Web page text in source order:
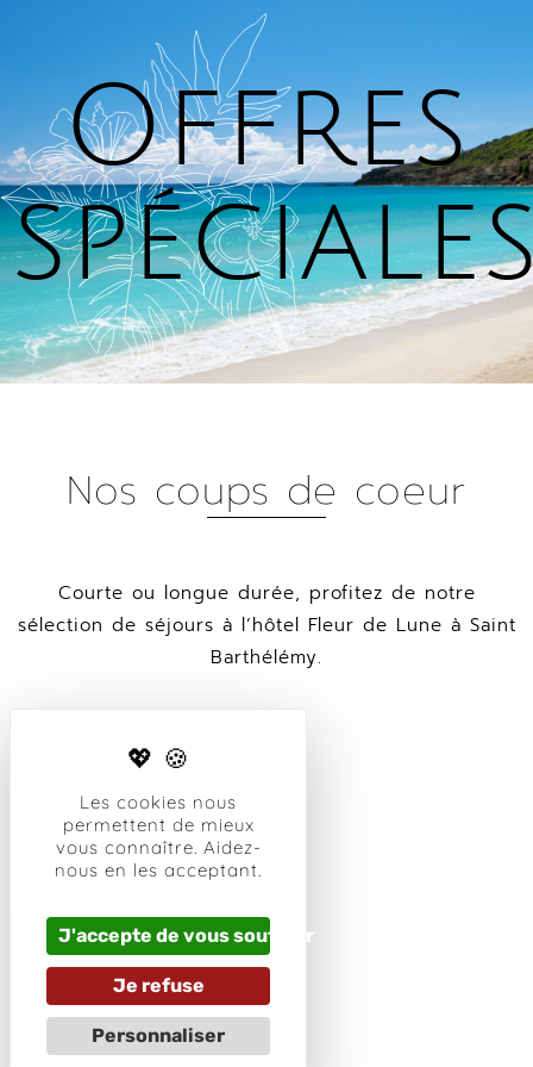
Offres
Nos coups de coeur
Courte ou longue durée, profitez de notre
sélection de séjours à l’hôtel Fleur de Lune à Saint
Barthélémy.
Panneau de gestion des cookies
Les cookies nous
permettent de mieux
vous connaître. Aidez-
nous en les acceptant.
J'accepte de vous soutenir
Je refuse
Personnaliser